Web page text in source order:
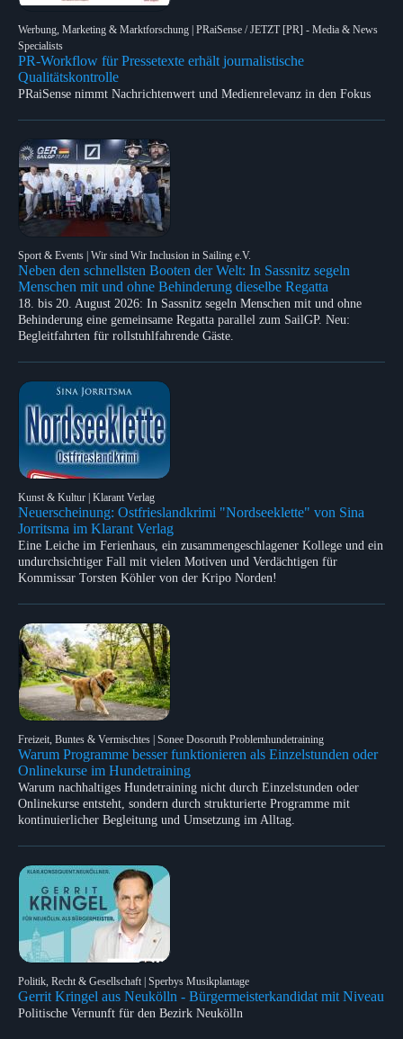
Werbung, Marketing & Marktforschung | PRaiSense / JETZT [PR] - Media & News
Specialists
PR-Workflow für Pressetexte erhält journalistische
Qualitätskontrolle
PRaiSense nimmt Nachrichtenwert und Medienrelevanz in den Fokus
Sport & Events | Wir sind Wir Inclusion in Sailing e.V.
Neben den schnellsten Booten der Welt: In Sassnitz segeln
Menschen mit und ohne Behinderung dieselbe Regatta
18. bis 20. August 2026: In Sassnitz segeln Menschen mit und ohne
Behinderung eine gemeinsame Regatta parallel zum SailGP. Neu:
Begleitfahrten für rollstuhlfahrende Gäste.
Kunst & Kultur | Klarant Verlag
Neuerscheinung: Ostfrieslandkrimi "Nordseeklette" von Sina
Jorritsma im Klarant Verlag
Eine Leiche im Ferienhaus, ein zusammengeschlagener Kollege und ein
undurchsichtiger Fall mit vielen Motiven und Verdächtigen für
Kommissar Torsten Köhler von der Kripo Norden!
Freizeit, Buntes & Vermischtes | Sonee Dosoruth Problemhundetraining
Warum Programme besser funktionieren als Einzelstunden oder
Onlinekurse im Hundetraining
Warum nachhaltiges Hundetraining nicht durch Einzelstunden oder
Onlinekurse entsteht, sondern durch strukturierte Programme mit
kontinuierlicher Begleitung und Umsetzung im Alltag.
Politik, Recht & Gesellschaft | Sperbys Musikplantage
Gerrit Kringel aus Neukölln - Bürgermeisterkandidat mit Niveau
Politische Vernunft für den Bezirk Neukölln